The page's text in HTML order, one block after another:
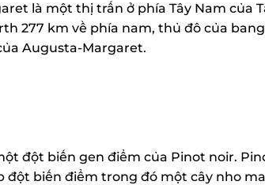
là một thị trấn ở phía Tây Nam của
277 km về phía nam, thủ đô của bang.
Augusta-Margaret.
đột biến gen điểm của Pinot noir.
biến điểm trong đó một cây nho